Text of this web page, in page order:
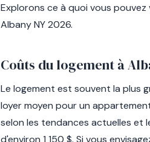
Explorons ce à quoi vous
Albany NY 2026.
Coûts du logement à
Le logement est souvent la plus
loyer moyen pour un
selon les tendances actuelles et
d'environ 1 150 $. Si vous